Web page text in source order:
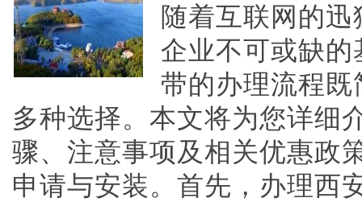
随着互联网的
企业不可或缺
带的办理流程
多种选择。本文将为您详细
骤、注意事项及相关优惠政
申请与安装。首先，办理西